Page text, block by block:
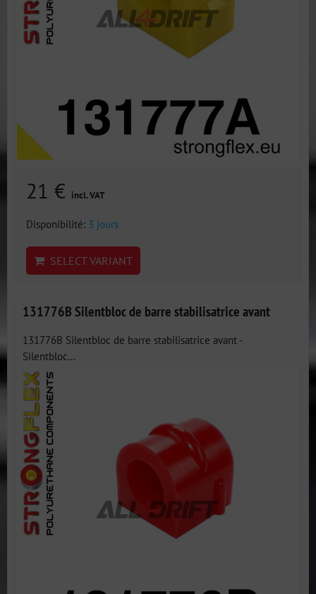
21 € incl. VAT
Disponibilité: 3 jours
SELECT VARIANT
131776B Silentbloc de barre stabilisatrice avant
131776B Silentbloc de barre stabilisatrice avant -
Silentbloc...